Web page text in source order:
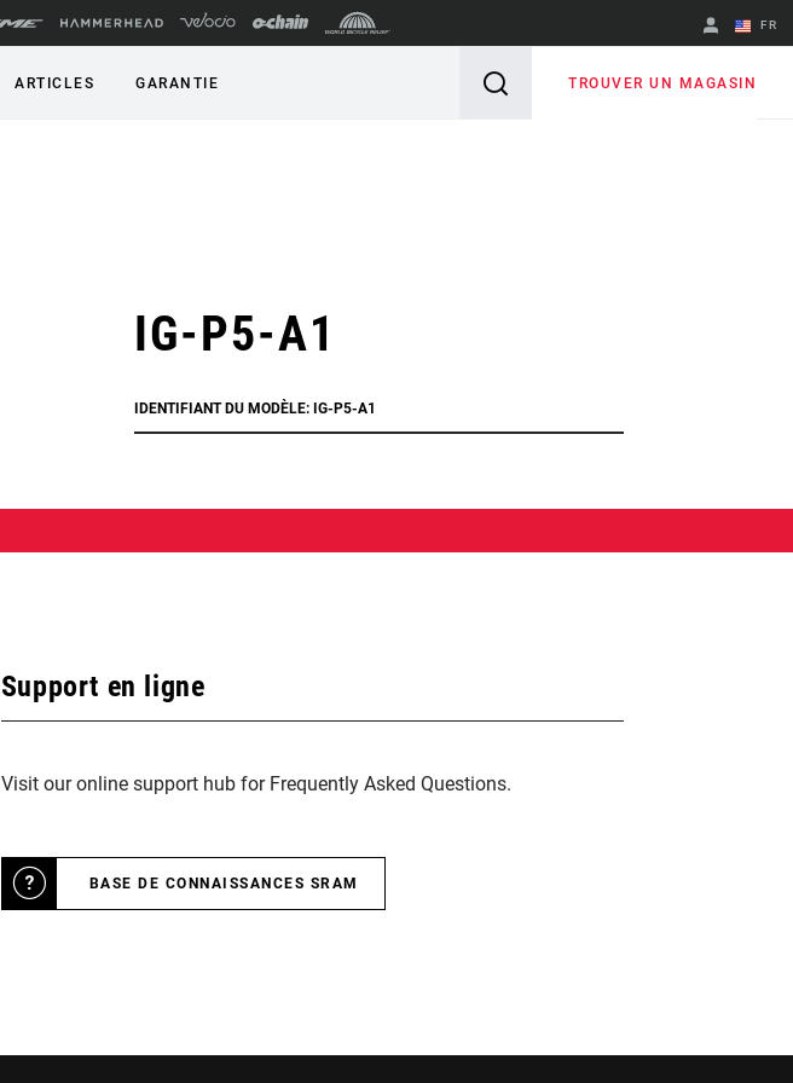
FR
English
ARTICLES GARANTIE TROUVER UN MAGASIN
IG-P5-A1
IDENTIFIANT DU MODÈLE: IG-P5-A1
Support en ligne
Visit our online support hub for Frequently Asked Questions.
BASE DE CONNAISSANCES SRAM